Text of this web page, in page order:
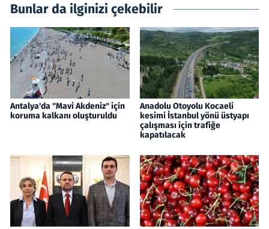
Bunlar da ilginizi çekebilir
Antalya'da "Mavi Akdeniz" için
koruma kalkanı oluşturuldu
Anadolu Otoyolu Kocaeli
kesimi İstanbul yönü üstyapı
çalışması için trafiğe
kapatılacak